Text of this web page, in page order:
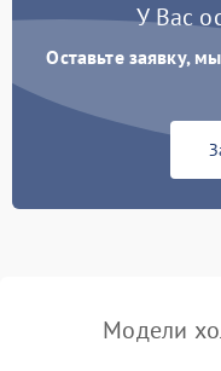
Образование конденсата
Сбой в работе инвертора
работе
У Вас
Оставьте заявку,
Модели